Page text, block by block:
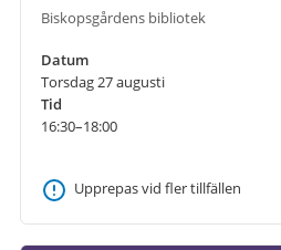
Biskopsgårdens bibliotek
Datum
Torsdag 27 augusti
Tid
16:30–18:00
Upprepas vid fler tillfällen